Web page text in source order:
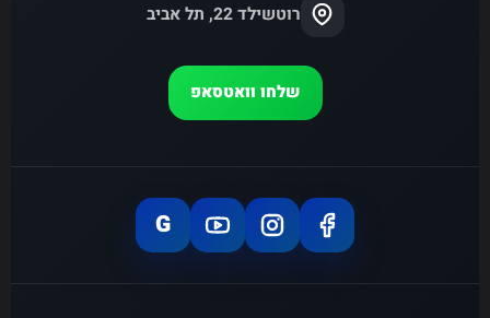
רוטשילד 22, תל אביב
שלחו וואטסאפ
G